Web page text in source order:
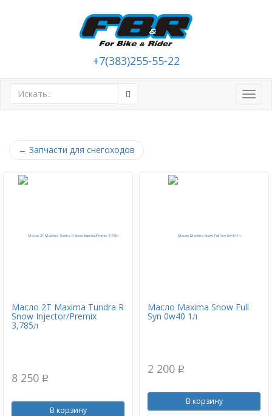
+7(383)255-55-22
← Запчасти для снегоходов
Масло 2T Maxima Tundra R
Snow Injector/Premix
3,785л
8 250 p
В корзину
Масло Maxima Snow Full
Syn 0w40 1л
2 200 p
В корзину